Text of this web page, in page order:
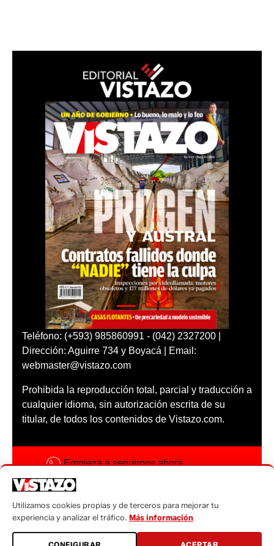
Teléfono: (+593) 985860991 - (042) 2327200 |
Dirección: Aguirre 734 y Boyacá | Email:
webmaster@vistazo.com
Prohibida la reproducción total, parcial y traducción a
cualquier idioma, sin autorización escrita de su
titular, de todos los contenidos de Vistazo.com.
Empieza a seguirnos ahora
Código ética
Sugerencias a:
Utilizamos cookies propias y de terceros para mejorar tu
experiencia y analizar el tráfico. Más información
CONFIGURAR ACEPTAR